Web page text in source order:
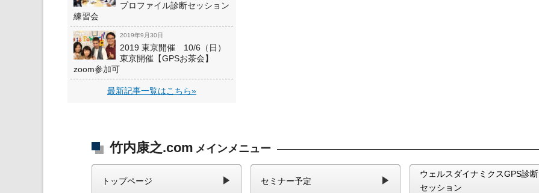
プロファイル診断セッション
練習会
2019年9月30日
2019 東京開催 10/6（日）
東京開催【GPSお茶会】
zoom参加可
最新記事一覧はこちら»
竹内康之.com メインメニュー
トップページ セミナー予定
ウェルスダイナミクスGPS診断
セッション